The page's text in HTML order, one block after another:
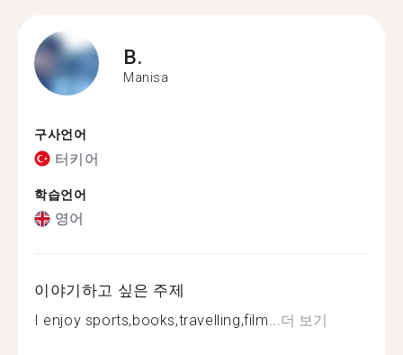
B.
Manisa
구사언어
터키어
학습언어
영어
이야기하고 싶은 주제
I enjoy sports,books,travelling,film...더 보기